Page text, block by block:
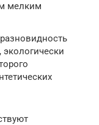
мелким
экологически